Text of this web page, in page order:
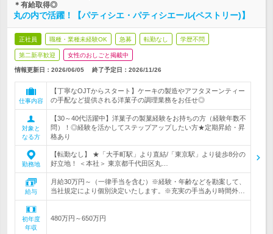
＊有給取得◎
丸の内で活躍！【パティシエ・パティシエール(ペストリー)】
正社員 職種・業種未経験OK 急募 転勤なし 学歴不問
第二新卒歓迎 女性のおしごと掲載中
情報更新日：2026/06/05 終了予定日： 2026/11/26
仕事内容
【丁寧なOJTからスタート】ケーキの製造やアフタヌーンティー
の手配など提供される洋菓子の調理業務をお任せ◎
対象と
なる方
【30～40代活躍中】洋菓子の製菓経験をお持ちの方（経験年数不
問）！◎経験を活かしてステップアップしたい方★定期昇給・昇
格あり
勤務地
【転勤なし】 ★「大手町駅」より直結/「東京駅」より徒歩8分の
好立地！ ＜本社＞ 東京都千代田区丸…
給与
月給30万円～（一律手当を含む）※経験・年齢などを勘案して、
当社規定により個別決定いたします。※充実の手当あり時間外…
初年度
年収
480万円～650万円